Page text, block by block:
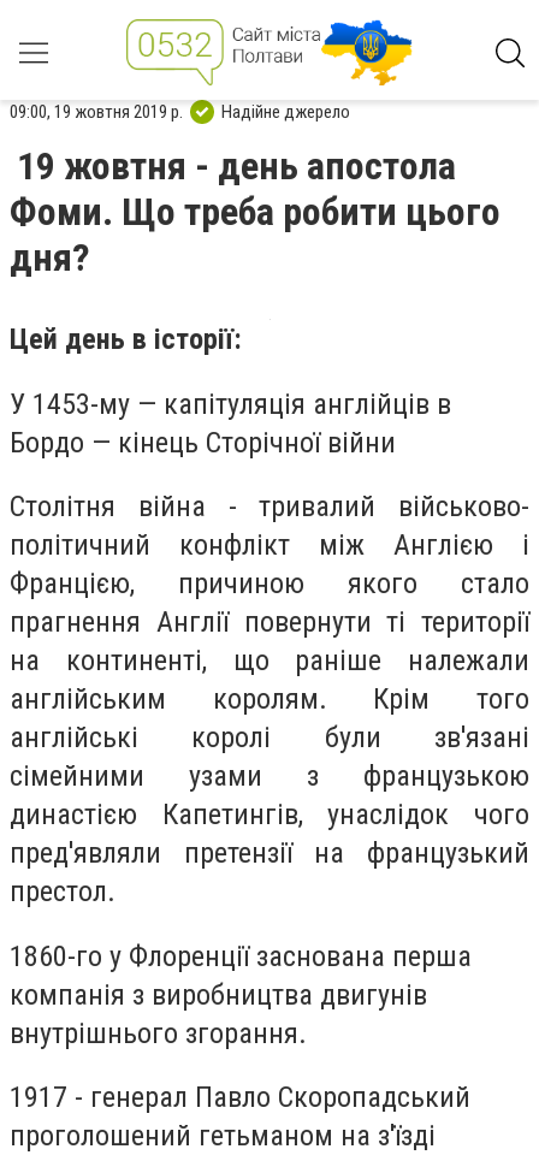
09:00, 19 жовтня 2019 р. Надійне джерело
19 жовтня - день апостола
Фоми. Що треба робити цього
дня?
Цей день в історії:
У 1453-му — капітуляція англійців в
Бордо — кінець Сторічної війни
Столітня війна - тривалий військово-
політичний конфлікт між Англією і
Францією, причиною якого стало
прагнення Англії повернути ті території
на континенті, що раніше належали
англійським королям. Крім того
англійські королі були зв'язані
сімейними узами з французькою
династією Капетингів, унаслідок чого
пред'являли претензії на французький
престол.
1860-го у Флоренції заснована перша
компанія з виробництва двигунів
внутрішнього згорання.
1917 - генерал Павло Скоропадський
проголошений гетьманом на з'їзді